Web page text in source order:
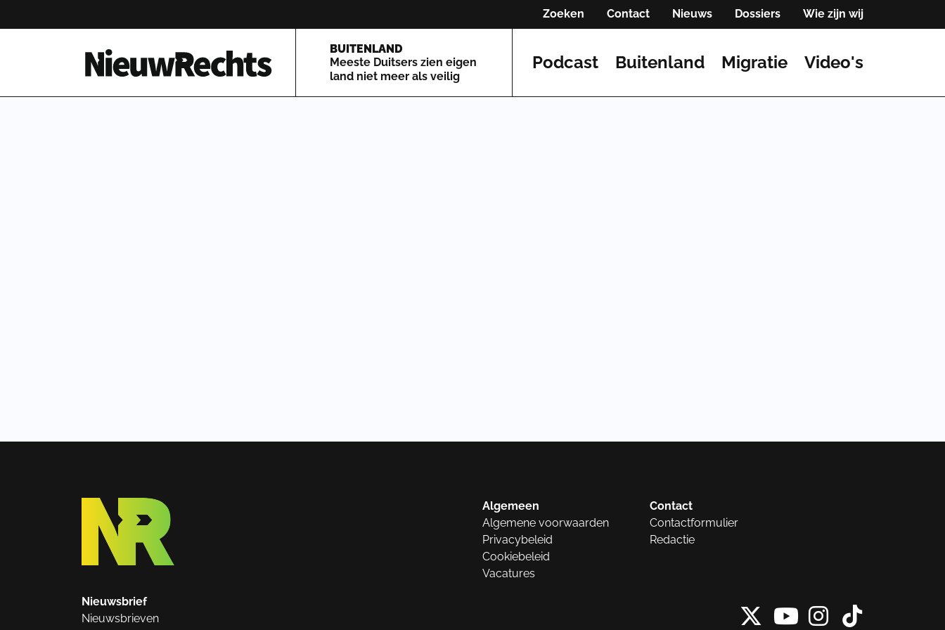
Zoeken Contact Nieuws Dossiers Wie zijn wij
Homepage van NieuwRechts
BUITENLAND
Meeste Duitsers zien eigen
land niet meer als veilig
Podcast Buitenland Migratie Video's
Algemeen
Algemene voorwaarden
Privacybeleid
Cookiebeleid
Vacatures
Contact
Contactformulier
Redactie
Nieuwsbrief
Nieuwsbrieven
X vanInstagram
Tiktok